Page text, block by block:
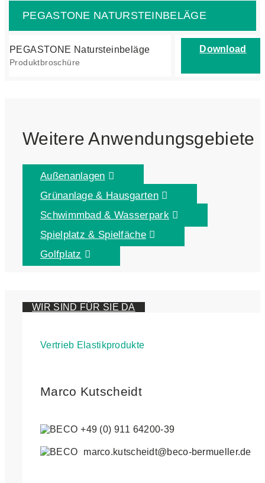
PEGASTONE NATURSTEINBELÄGE
PEGASTONE Natursteinbeläge
Produktbroschüre
Download
Weitere Anwendungsgebiete
Außenanlagen
Grünanlage & Hausgarten
Schwimmbad & Wasserpark
Spielplatz & Spielfäche
Golfplatz
WIR SIND FÜR SIE DA
Vertrieb Elastikprodukte
Marco Kutscheidt
+49 (0) 911 64200-39
marco.kutscheidt@beco-bermueller.de